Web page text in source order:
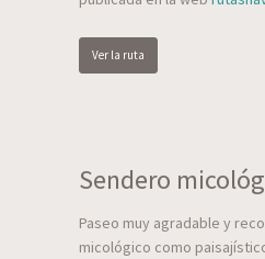
Ver la ruta
Sendero
Paseo muy agradable y
micológico como